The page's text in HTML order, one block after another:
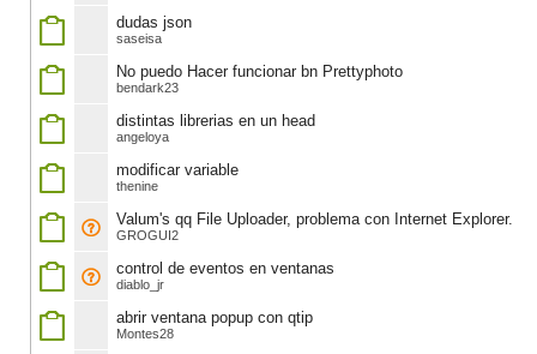
dudas json
saseisa
No puedo Hacer funcionar bn Prettyphoto
bendark23
distintas librerias en un head
angeloya
modificar variable
thenine
Valum's qq File Uploader, problema con Internet Explorer.
GROGUI2
control de eventos en ventanas
diablo_jr
abrir ventana popup con qtip
Montes28